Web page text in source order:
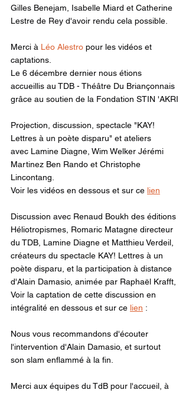
Gilles Benejam, Isabelle Miard et Catherine
Lestre de Rey d'avoir rendu cela possible.
Merci à Léo Alestro pour les vidéos et
captations.
Le 6 décembre dernier nous étions
accueillis au TDB - Théâtre Du Briançonnais
grâce au soutien de la Fondation STIN 'AKRI
Projection, discussion, spectacle "KAY!
Lettres à un poète disparu" et ateliers
avec Lamine Diagne, Wim Welker Jérémi
Martinez Ben Rando et Christophe
Lincontang.
Voir les vidéos en dessous et sur ce lien
Discussion avec Renaud Boukh des éditions
Héliotropismes, Romaric Matagne directeur
du TDB, Lamine Diagne et Matthieu Verdeil,
créateurs du spectacle KAY! Lettres à un
poète disparu, et la participation à distance
d'Alain Damasio, animée par Raphaël Krafft,
Voir la captation de cette discussion en
intégralité en dessous et sur ce lien :
Nous vous recommandons d'écouter
l'intervention d'Alain Damasio, et surtout
son slam enflammé à la fin.
Merci aux équipes du TdB pour l'accueil, à